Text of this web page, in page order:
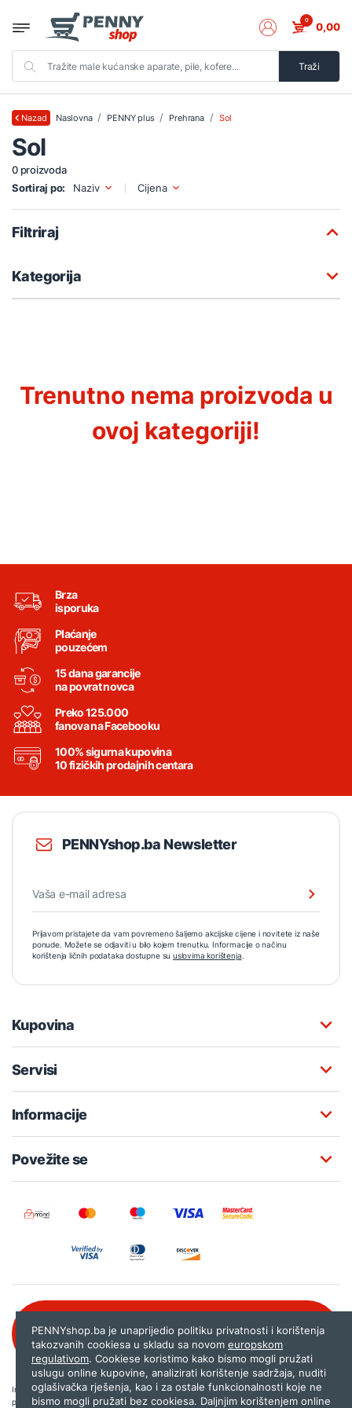
Traži
0 0,00
Nazad Naslovna PENNY plus Prehrana Sol
Sol
0 proizvoda
Sortiraj po:
Naziv Cijena
Filtriraj
Kategorija
Trenutno nema proizvoda u
ovoj kategoriji!
Brza
isporuka
Plaćanje
pouzećem
15 dana garancije
na povrat novca
Preko 125.000
fanova na Facebooku
100% sigurna kupovina
10 fizičkih prodajnih centara
PENNYshop.ba Newsletter
Prijavom pristajete da vam povremeno šaljemo akcijske cijene i novitete iz naše
ponude. Možete se odjaviti u bilo kojem trenutku. Informacije o načinu
korištenja ličnih podataka dostupne su uslovima korištenja.
Kupovina
Servisi
Informacije
Povežite se
080 020 261
Internet trgovina PENNYshop.ba nastoji objavljivati samo provjerene i pravilne
podatke. Ako na našoj stranici otkrijete neistinite, odnosno neadekvatne informacije,
PENNYshop.ba je unaprijedio politiku privatnosti i korištenja
takozvanih cookiesa u skladu sa novom europskom
regulativom. Cookiese koristimo kako bismo mogli pružati
uslugu online kupovine, analizirati korištenje sadržaja, nuditi
oglašivačka rješenja, kao i za ostale funkcionalnosti koje ne
bismo mogli pružati bez cookiesa. Daljnjim korištenjem online